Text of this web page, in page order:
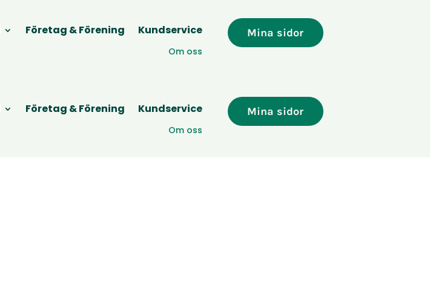
Företag & Förening Kundservice
Om oss
Mina sidor
Företag & Förening Kundservice
Om oss
Mina sidor